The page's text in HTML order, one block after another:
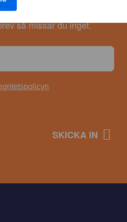
inom PR, sociala medier
så missar du inget.